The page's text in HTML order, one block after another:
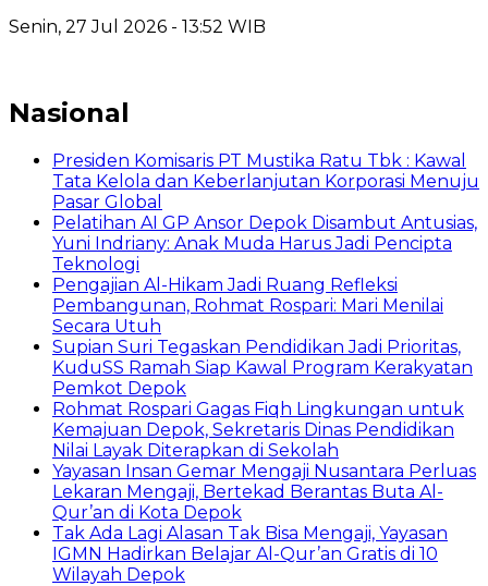
Senin, 27 Jul 2026 - 13:52 WIB
Nasional
Presiden Komisaris PT Mustika Ratu Tbk : Kawal
Tata Kelola dan Keberlanjutan Korporasi Menuju
Pasar Global
Pelatihan AI GP Ansor Depok Disambut Antusias,
Yuni Indriany: Anak Muda Harus Jadi Pencipta
Teknologi
Pengajian Al-Hikam Jadi Ruang Refleksi
Pembangunan, Rohmat Rospari: Mari Menilai
Secara Utuh
Supian Suri Tegaskan Pendidikan Jadi Prioritas,
KuduSS Ramah Siap Kawal Program Kerakyatan
Pemkot Depok
Rohmat Rospari Gagas Fiqh Lingkungan untuk
Kemajuan Depok, Sekretaris Dinas Pendidikan
Nilai Layak Diterapkan di Sekolah
Yayasan Insan Gemar Mengaji Nusantara Perluas
Lekaran Mengaji, Bertekad Berantas Buta Al-
Qur’an di Kota Depok
Tak Ada Lagi Alasan Tak Bisa Mengaji, Yayasan
IGMN Hadirkan Belajar Al-Qur’an Gratis di 10
Wilayah Depok